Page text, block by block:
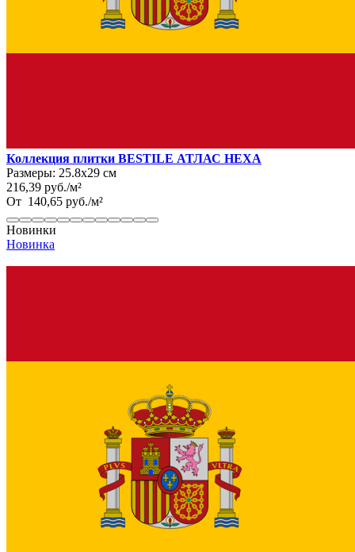
Коллекция плитки BESTILE АТЛАС HEXA
Размеры: 25.8х29 см
216,39 руб./м²
От 140,65 руб./м²
Новинки
Новинка